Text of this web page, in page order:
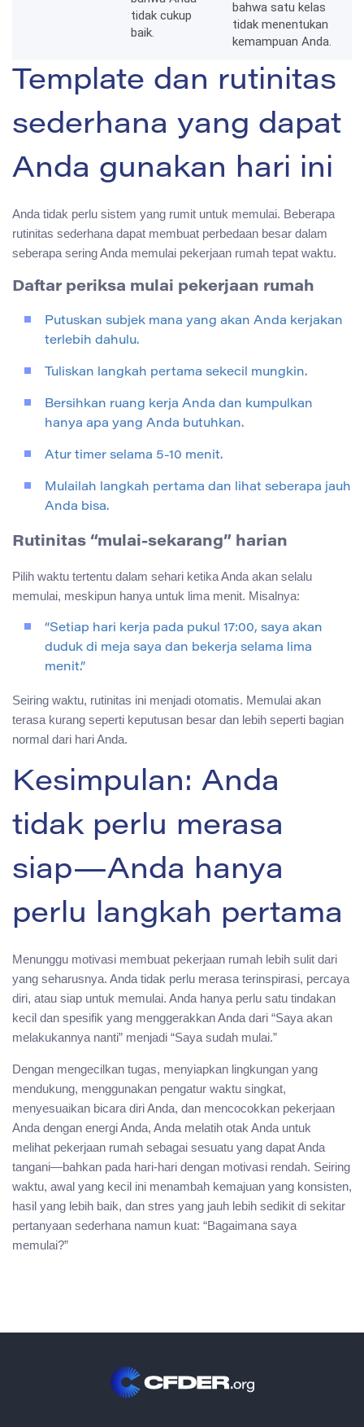
tidak cukup
baik.
bahwa satu kelas
tidak menentukan
kemampuan Anda.
Template dan rutinitas
sederhana yang dapat
Anda gunakan hari ini
Anda tidak perlu sistem yang rumit untuk memulai. Beberapa
rutinitas sederhana dapat membuat perbedaan besar dalam
seberapa sering Anda memulai pekerjaan rumah tepat waktu.
Daftar periksa mulai pekerjaan rumah
Putuskan subjek mana yang akan Anda kerjakan
terlebih dahulu.
Tuliskan langkah pertama sekecil mungkin.
Bersihkan ruang kerja Anda dan kumpulkan
hanya apa yang Anda butuhkan.
Atur timer selama 5-10 menit.
Mulailah langkah pertama dan lihat seberapa jauh
Anda bisa.
Rutinitas “mulai-sekarang” harian
Pilih waktu tertentu dalam sehari ketika Anda akan selalu
memulai, meskipun hanya untuk lima menit. Misalnya:
“Setiap hari kerja pada pukul 17:00, saya akan
duduk di meja saya dan bekerja selama lima
menit.”
Seiring waktu, rutinitas ini menjadi otomatis. Memulai akan
terasa kurang seperti keputusan besar dan lebih seperti bagian
normal dari hari Anda.
Kesimpulan: Anda
tidak perlu merasa
siap—Anda hanya
perlu langkah pertama
Menunggu motivasi membuat pekerjaan rumah lebih sulit dari
yang seharusnya. Anda tidak perlu merasa terinspirasi, percaya
diri, atau siap untuk memulai. Anda hanya perlu satu tindakan
kecil dan spesifik yang menggerakkan Anda dari “Saya akan
melakukannya nanti” menjadi “Saya sudah mulai.”
Dengan mengecilkan tugas, menyiapkan lingkungan yang
mendukung, menggunakan pengatur waktu singkat,
menyesuaikan bicara diri Anda, dan mencocokkan pekerjaan
Anda dengan energi Anda, Anda melatih otak Anda untuk
melihat pekerjaan rumah sebagai sesuatu yang dapat Anda
tangani—bahkan pada hari-hari dengan motivasi rendah. Seiring
waktu, awal yang kecil ini menambah kemajuan yang konsisten,
hasil yang lebih baik, dan stres yang jauh lebih sedikit di sekitar
pertanyaan sederhana namun kuat: “Bagaimana saya
memulai?”